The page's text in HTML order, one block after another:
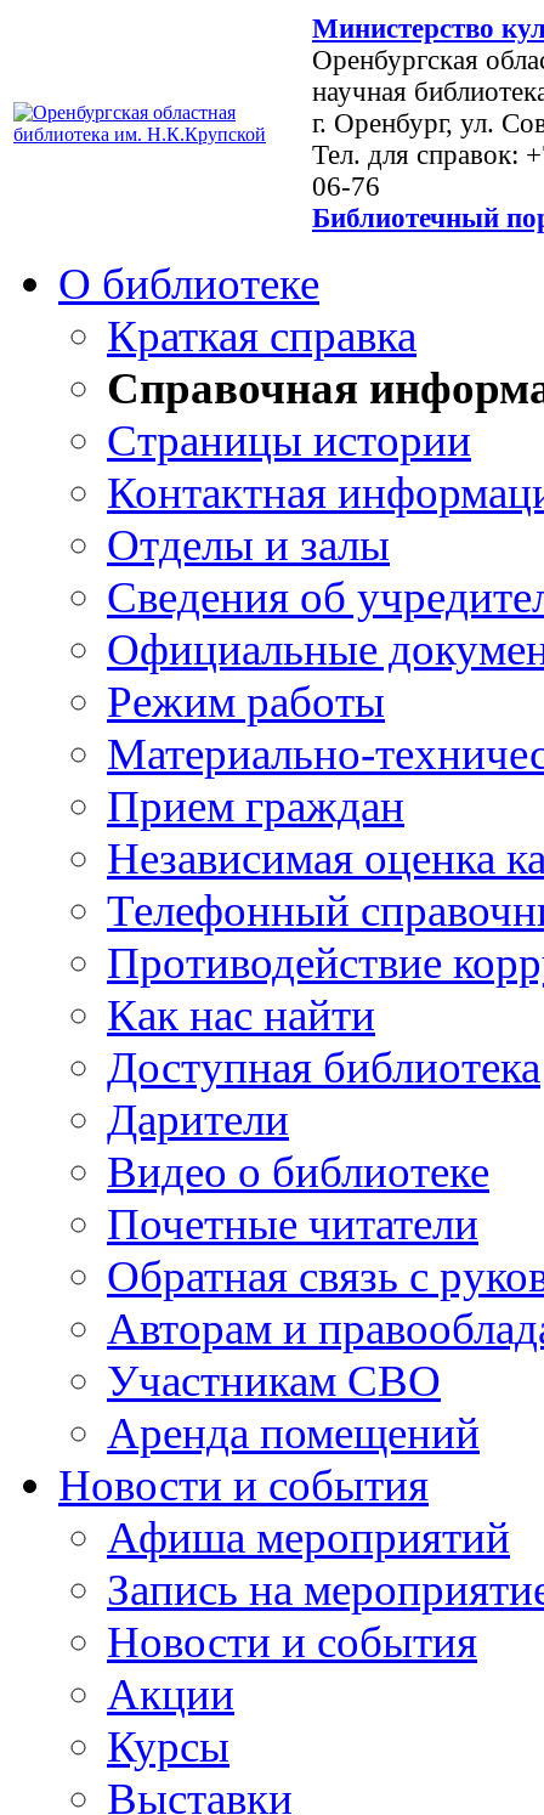
Министерство
Оренбургская
научная
г. Оренбург, ул.
Тел. для справок:
06-76
Библиотечный
О библиотеке
Краткая справка
Справочная
Страницы истории
Контактная
Отделы и залы
Сведения об
Официальные
Режим работы
Материально-
Прием граждан
Независимая оценка
Телефонный
Противодействие
Как нас найти
Доступная библиотека
Дарители
Видео о библиотеке
Почетные читатели
Обратная связь с
Авторам и
Участникам СВО
Аренда помещений
Новости и события
Афиша мероприятий
Запись на
Новости и события
Акции
Курсы
Выставки